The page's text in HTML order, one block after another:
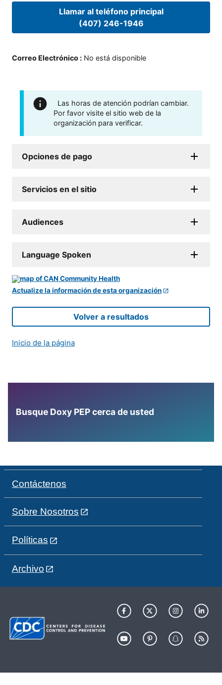
Llamar al teléfono principal
(407) 246-1946
Correo Electrónico : No está disponible
Las horas de atención podrían cambiar.
Por favor visite el sitio web de la
organización para verificar.
Opciones de pago
Servicios en el sitio
Audiences
Language Spoken
Actualize la información de esta organización
Volver a resultados
Inicio de la página
Busque Doxy PEP cerca de usted
Contáctenos
Sobre Nosotros
Políticas
Archivo